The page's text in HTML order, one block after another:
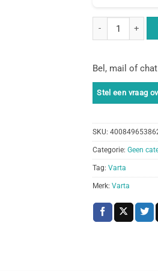
Varta -5703B
Bel, mail of
SKU:
Categorie: Geen
Tag: Varta
Merk: Varta